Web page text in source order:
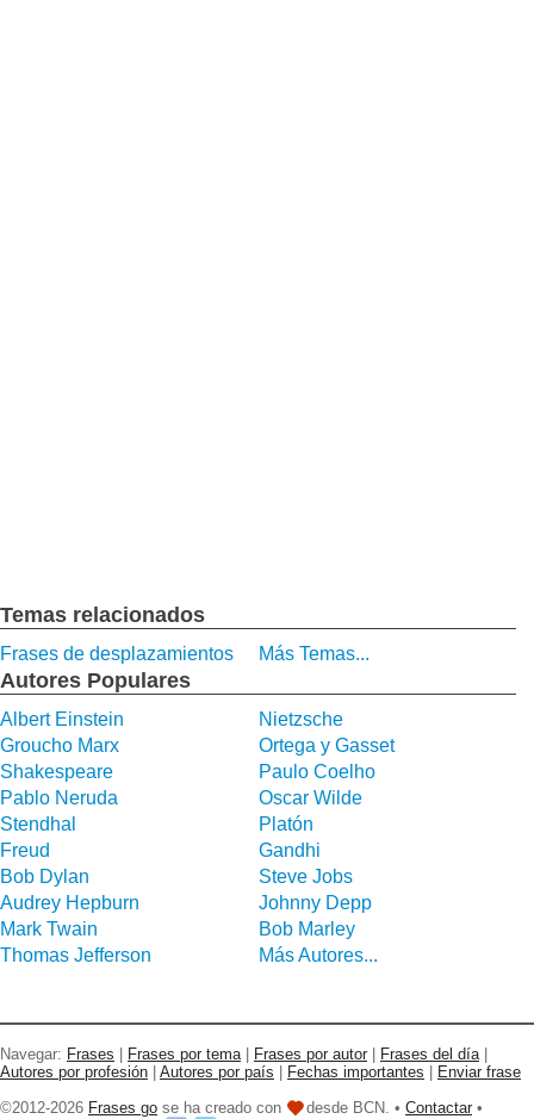
Temas relacionados
Frases de desplazamientos Más Temas...
Autores Populares
Albert Einstein
Nietzsche
Groucho Marx
Ortega y Gasset
Shakespeare
Paulo Coelho
Pablo Neruda
Oscar Wilde
Stendhal
Platón
Freud
Gandhi
Bob Dylan
Steve Jobs
Audrey Hepburn
Johnny Depp
Mark Twain
Bob Marley
Thomas Jefferson
Más Autores...
Navegar: Frases Frases por tema| Frases por autor Frases del día|
Autores por profesión
Autores por país Fechas importantes
Enviar frase
©2012-2026 Frases go se ha creado con desde BCN. • Contactar •